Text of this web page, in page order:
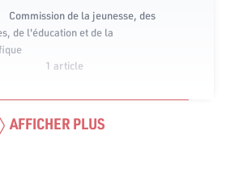
Commission de la jeunesse, des
de l'éducation et de la
1 article
AFFICHER PLUS